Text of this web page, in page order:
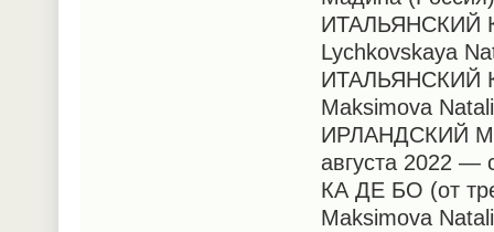
ИТАЛЬЯНСКИЙ
Lychkovskaya
ИТАЛЬЯНСКИЙ
Maksimova
ИРЛАНДСКИЙ
августа 2022 —
КА ДЕ БО (от
Maksimova